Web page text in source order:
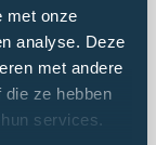
met onze
analyse. Deze
met andere
ze hebben
services.